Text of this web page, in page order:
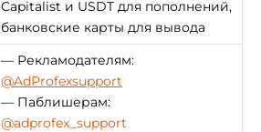
Capitalist и USDT для пополнений,
банковские карты для вывода
— Рекламодателям:
@AdProfexsupport
— Паблишерам:
@adprofex_support